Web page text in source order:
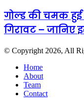
गोल्ड की चमक हुई
गिरावट –
© Copyright 2026, All
Home
About
Team
Contact